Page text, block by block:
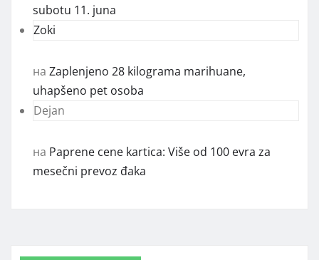
subotu 11. juna
Zoki
на Zaplenjeno 28 kilograma marihuane,
uhapšeno pet osoba
Dejan
на Paprene cene kartica: Više od 100 evra za
mesečni prevoz đaka